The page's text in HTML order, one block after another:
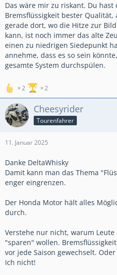
Das wäre mir zu riskant. Du
Bremsflüssigkeit bester Qualität,
gerade dort, wo die Hitze zur
kann, ist noch immer das alte
einen zu niedrigen Siedepunkt
annehme, dass es so sein
gesamte System durchspülen.
2 2
Cheesyrider
Tourenfahrer
11. Januar 2025
Danke DeltaWhisky
Damit kann man das Thema
enger eingrenzen.
Der Honda Motor hält alles
durch.
Verstehe nur nicht, warum
"sparen" wollen.
vor jede Saison gewechselt.
Ich nicht!